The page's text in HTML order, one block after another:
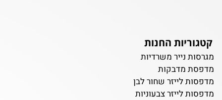
קטגוריות החנות
מגרסות נייר משרדיות
מדפסת מדבקות
מדפסות לייזר שחור לבן
מדפסות לייזר צבעוניות